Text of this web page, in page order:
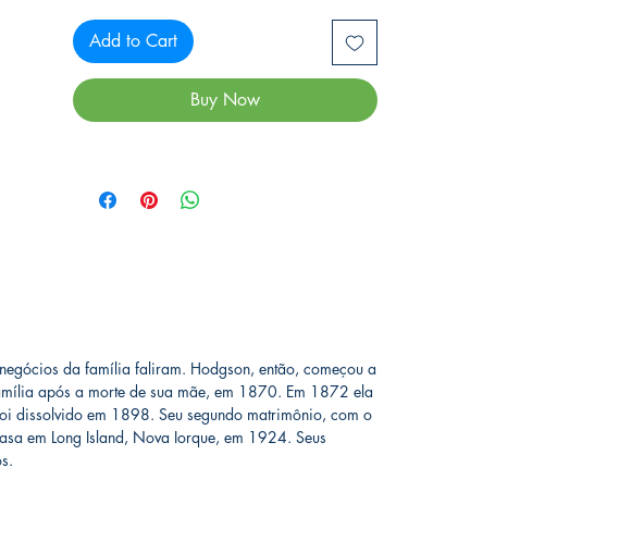
Add to Cart
Buy Now
da família faliram. Hodgson, então, começou a
após a morte de sua mãe, em 1870. Em 1872 ela
dissolvido em 1898. Seu segundo matrimônio, com o
em Long Island, Nova Iorque, em 1924. Seus